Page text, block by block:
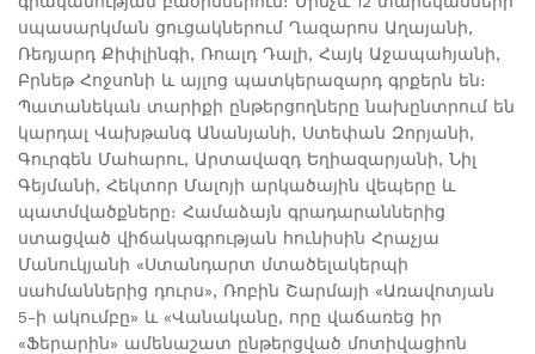
սպասարկման ցուցակներում Ղազարոս Աղայանի,
Ռեդյարդ Քիփլինգի, Ռոալդ Դալի, Հայկ Աջապահյանի,
Բրնեթ Հոջսոնի և այլոց պատկերազարդ գրքերն են։
Պատանեկան տարիքի ընթերցողները նախընտրում են
կարդալ Վախթանգ Անանյանի, Ստեփան Զորյանի,
Գուրգեն Մահարու, Արտավազդ Եղիազարյանի, Նիլ
Գեյմանի, Հեկտոր Մալոյի արկածային վեպերը և
պատմվածքները։ Համաձայն գրադարաններից
ստացված վիճակագրության հունիսին Հրաչյա
Մանուկյանի «Ստանդարտ մտածելակերպի
սահմաններից դուրս», Ռոբին Շարմայի «Առավոտյան
5-ի ակումբը» և «Վանականը, որը վաճառեց իր
«Ֆերարին» ամենաշատ ընթերցված մոտիվացիոն